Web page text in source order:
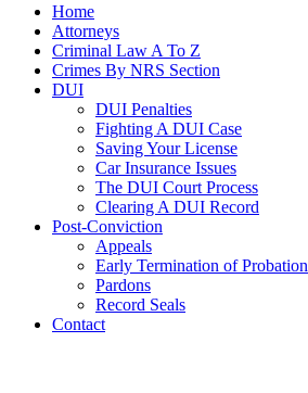
Home
Attorneys
Criminal Law A To Z
Crimes By NRS Section
DUI
DUI Penalties
Fighting A DUI Case
Saving Your License
Car Insurance Issues
The DUI Court Process
Clearing A DUI Record
Post-Conviction
Appeals
Early Termination of Probation
Pardons
Record Seals
Contact